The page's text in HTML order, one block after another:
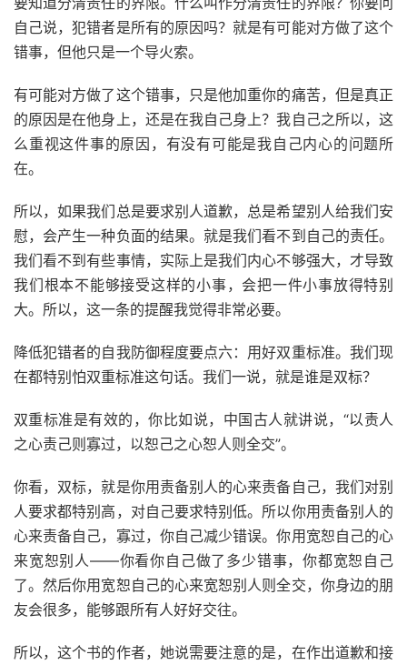
自己说，犯错者是所有的原因吗？就是有可能对方做了这个
错事，但他只是一个导火索。
有可能对方做了这个错事，只是他加重你的痛苦，但是真正
的原因是在他身上，还是在我自己身上？我自己之所以，这
么重视这件事的原因，有没有可能是我自己内心的问题所
在。
所以，如果我们总是要求别人道歉，总是希望别人给我们安
慰，会产生一种负面的结果。就是我们看不到自己的责任。
我们看不到有些事情，实际上是我们内心不够强大，才导致
我们根本不能够接受这样的小事，会把一件小事放得特别
大。所以，这一条的提醒我觉得非常必要。
降低犯错者的自我防御程度要点六：用好双重标准。我们现
在都特别怕双重标准这句话。我们一说，就是谁是双标？
双重标准是有效的，你比如说，中国古人就讲说，“以责人
之心责己则寡过，以恕己之心恕人则全交”。
你看，双标，就是你用责备别人的心来责备自己，我们对别
人要求都特别高，对自己要求特别低。所以你用责备别人的
心来责备自己，寡过，你自己减少错误。你用宽恕自己的心
来宽恕别人——你看你自己做了多少错事，你都宽恕自己
了。然后你用宽恕自己的心来宽恕别人则全交，你身边的朋
友会很多，能够跟所有人好好交往。
所以，这个书的作者，她说需要注意的是，在作出道歉和接